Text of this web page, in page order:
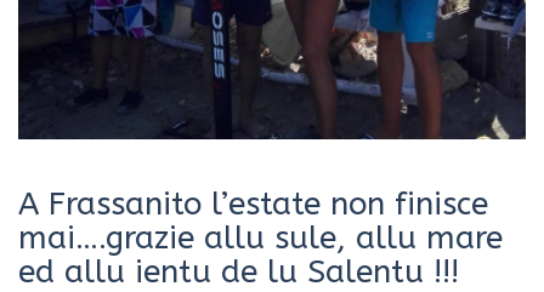
A Frassanito l’estate non finisce
mai….grazie allu sule, allu mare
ed allu ientu de lu Salentu !!!